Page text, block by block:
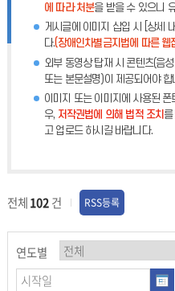
에 따라 처분을 받을 수 있으니
게시글에 이미지 삽입 시 [상세
다.(장애인차별금지법에 따른 웹
외부 동영상 탑재 시 콘텐츠(음
또는 본문설명)이 제공되어야 합
이미지 또는 이미지에 사용된
우, 저작권법에 의해 법적 조치
고 업로드 하시길 바랍니다.
전체102건 RSS등록
연도별